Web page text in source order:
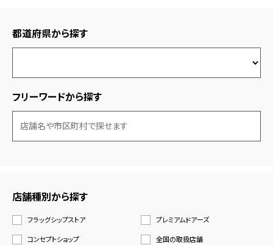
都道府県から探す
フリーワードから探す
店舗種別から探す
フラッグシップストア
プレミアムドアーズ
コンセプトショップ
全国の取扱店舗